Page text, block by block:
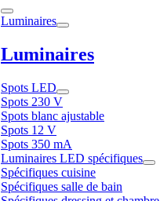
Luminaires
Luminaires
Spots LED
Spots 230 V
Spots blanc ajustable
Spots 12 V
Spots 350 mA
Luminaires LED spécifiques
Spécifiques cuisine
Spécifiques salle de bain